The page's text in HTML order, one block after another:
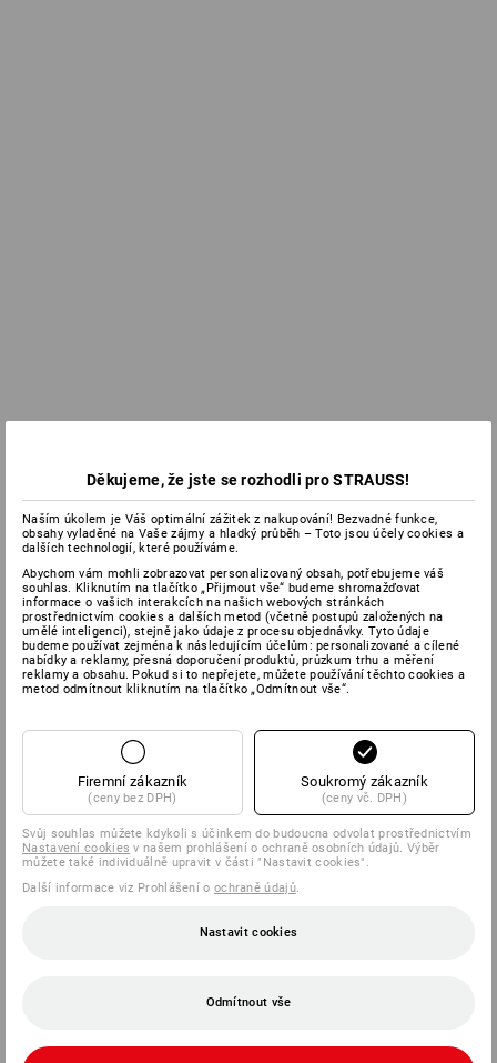
Děkujeme, že jste se rozhodli pro STRAUSS!
Naším úkolem je Váš optimální zážitek z nakupování! Bezvadné funkce,
obsahy vyladěné na Vaše zájmy a hladký průběh – Toto jsou účely cookies a
dalších technologií, které používáme.
Abychom vám mohli zobrazovat personalizovaný obsah, potřebujeme váš
souhlas. Kliknutím na tlačítko „Přijmout vše“ budeme shromažďovat
informace o vašich interakcích na našich webových stránkách
prostřednictvím cookies a dalších metod (včetně postupů založených na
umělé inteligenci), stejně jako údaje z procesu objednávky. Tyto údaje
budeme používat zejména k následujícím účelům: personalizované a cílené
nabídky a reklamy, přesná doporučení produktů, průzkum trhu a měření
reklamy a obsahu. Pokud si to nepřejete, můžete používání těchto cookies a
metod odmítnout kliknutím na tlačítko „Odmítnout vše“.
Firemní zákazník
(ceny bez DPH)
Soukromý zákazník
(ceny vč. DPH)
Svůj souhlas můžete kdykoli s účinkem do budoucna odvolat prostřednictvím
Nastavení cookies v našem prohlášení o ochraně osobních údajů. Výběr
můžete také individuálně upravit v části "Nastavit cookies".
Další informace viz Prohlášení o ochraně údajů.
Nastavit cookies
Odmítnout vše